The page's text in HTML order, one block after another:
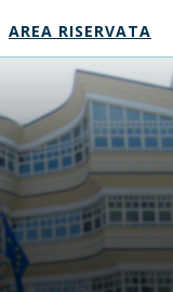
AREA RISERVATA